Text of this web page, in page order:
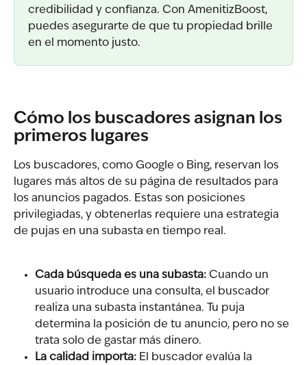
credibilidad y confianza. Con AmenitizBoost,
puedes asegurarte de que tu propiedad brille
en el momento justo.
Cómo los buscadores asignan los
primeros lugares
Los buscadores, como Google o Bing, reservan los
lugares más altos de su página de resultados para
los anuncios pagados. Estas son posiciones
privilegiadas, y obtenerlas requiere una estrategia
de pujas en una subasta en tiempo real.
Cada búsqueda es una subasta: Cuando un
usuario introduce una consulta, el buscador
realiza una subasta instantánea. Tu puja
determina la posición de tu anuncio, pero no se
trata solo de gastar más dinero.
La calidad importa: El buscador evalúa la